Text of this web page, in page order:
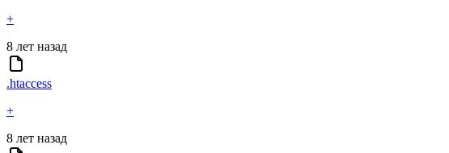
+
8 лет назад
.htaccess
+
8 лет назад